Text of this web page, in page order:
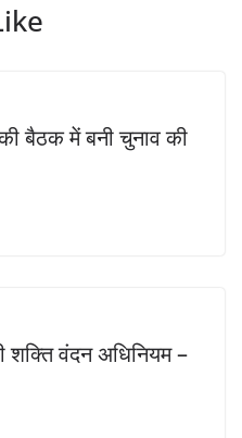
की बैठक में बनी चुनाव की
शक्ति वंदन अधिनियम –